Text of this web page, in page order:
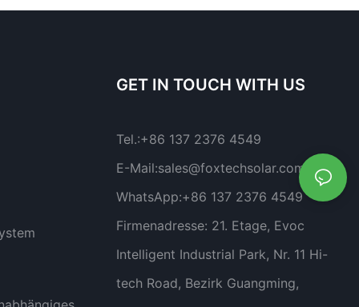
GET IN TOUCH WITH US
Tel.:+86 137 2376 4549
E-Mail:sales@foxtechsolar.com
WhatsApp:+86 137 2376 4549
Firmenadresse: 21. Etage, Evoc
Intelligent Industrial Park, Nr. 11 Hi-
tech Road, Bezirk Guangming,